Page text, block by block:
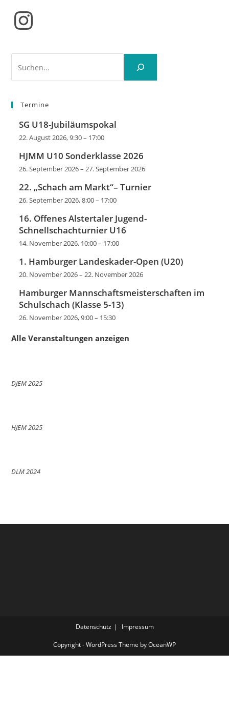
Instagram
Termine
SG U18-Jubiläumspokal
22. August 2026, 9:30– 17:00
HJMM U10 Sonderklasse 2026
26. September 2026– 27. September 2026
22. „Schach am Markt“– Turnier
26. September 2026, 8:00– 17:00
16. Offenes Alstertaler Jugend-
Schnellschachturnier U16
14. November 2026, 10:00– 17:00
1. Hamburger Landeskader-Open (U20)
20. November 2026– 22. November 2026
Hamburger Mannschaftsmeisterschaften im
Schulschach (Klasse 5-13)
26. November 2026, 9:00– 15:30
Alle Veranstaltungen anzeigen
DJEM 2025
HJEM 2025
DLM 2024
Datenschutz Impressum
Copyright - WordPress Theme by OceanWP